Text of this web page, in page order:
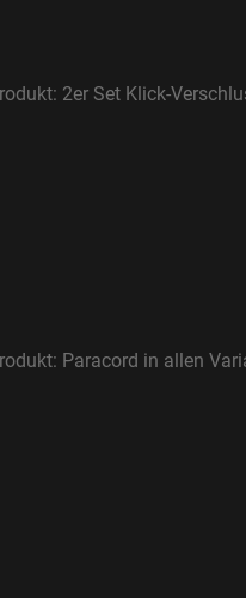
2er Set Klick-
Paracord in allen